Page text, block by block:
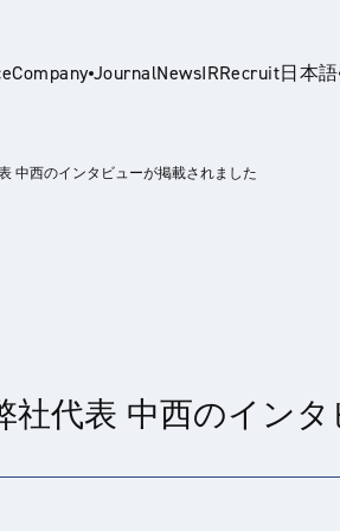
CompanyJournalNewsIRRecruit日本語
English
中西のインタビューが掲載されました
社代表 中西のイン